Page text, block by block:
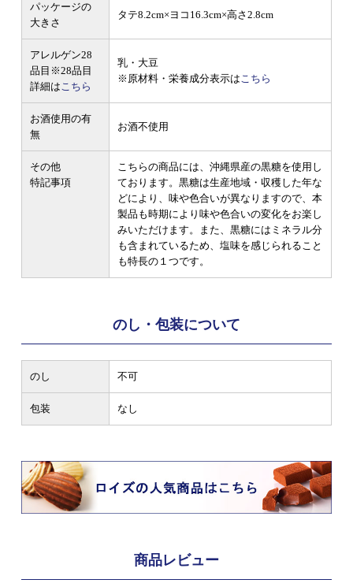
パッケージの
大きさ
タテ8.2cm×ヨコ16.3cm×高さ2.8cm
アレルゲン28
品目 ※28品目
詳細はこちら
乳・大豆
※原材料・栄養成分表示はこちら
お酒使用の有
無
お酒不使用
その他
特記事項
こちらの商品には、沖縄県産の黒糖を使用し
ております。黒糖は生産地域・収穫した年な
どにより、味や色合いが異なりますので、本
製品も時期により味や色合いの変化をお楽し
みいただけます。また、黒糖にはミネラル分
も含まれているため、塩味を感じられること
も特長の１つです。
のし・包装について
のし 不可
包装 なし
商品レビュー